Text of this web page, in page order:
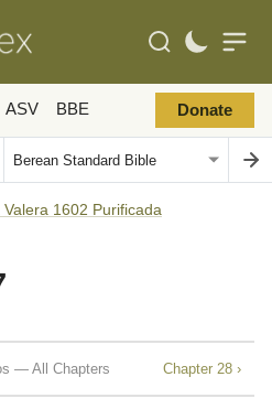
ASV BBE Donate
Valera 1602 Purificada
— All Chapters Chapter 28 ›